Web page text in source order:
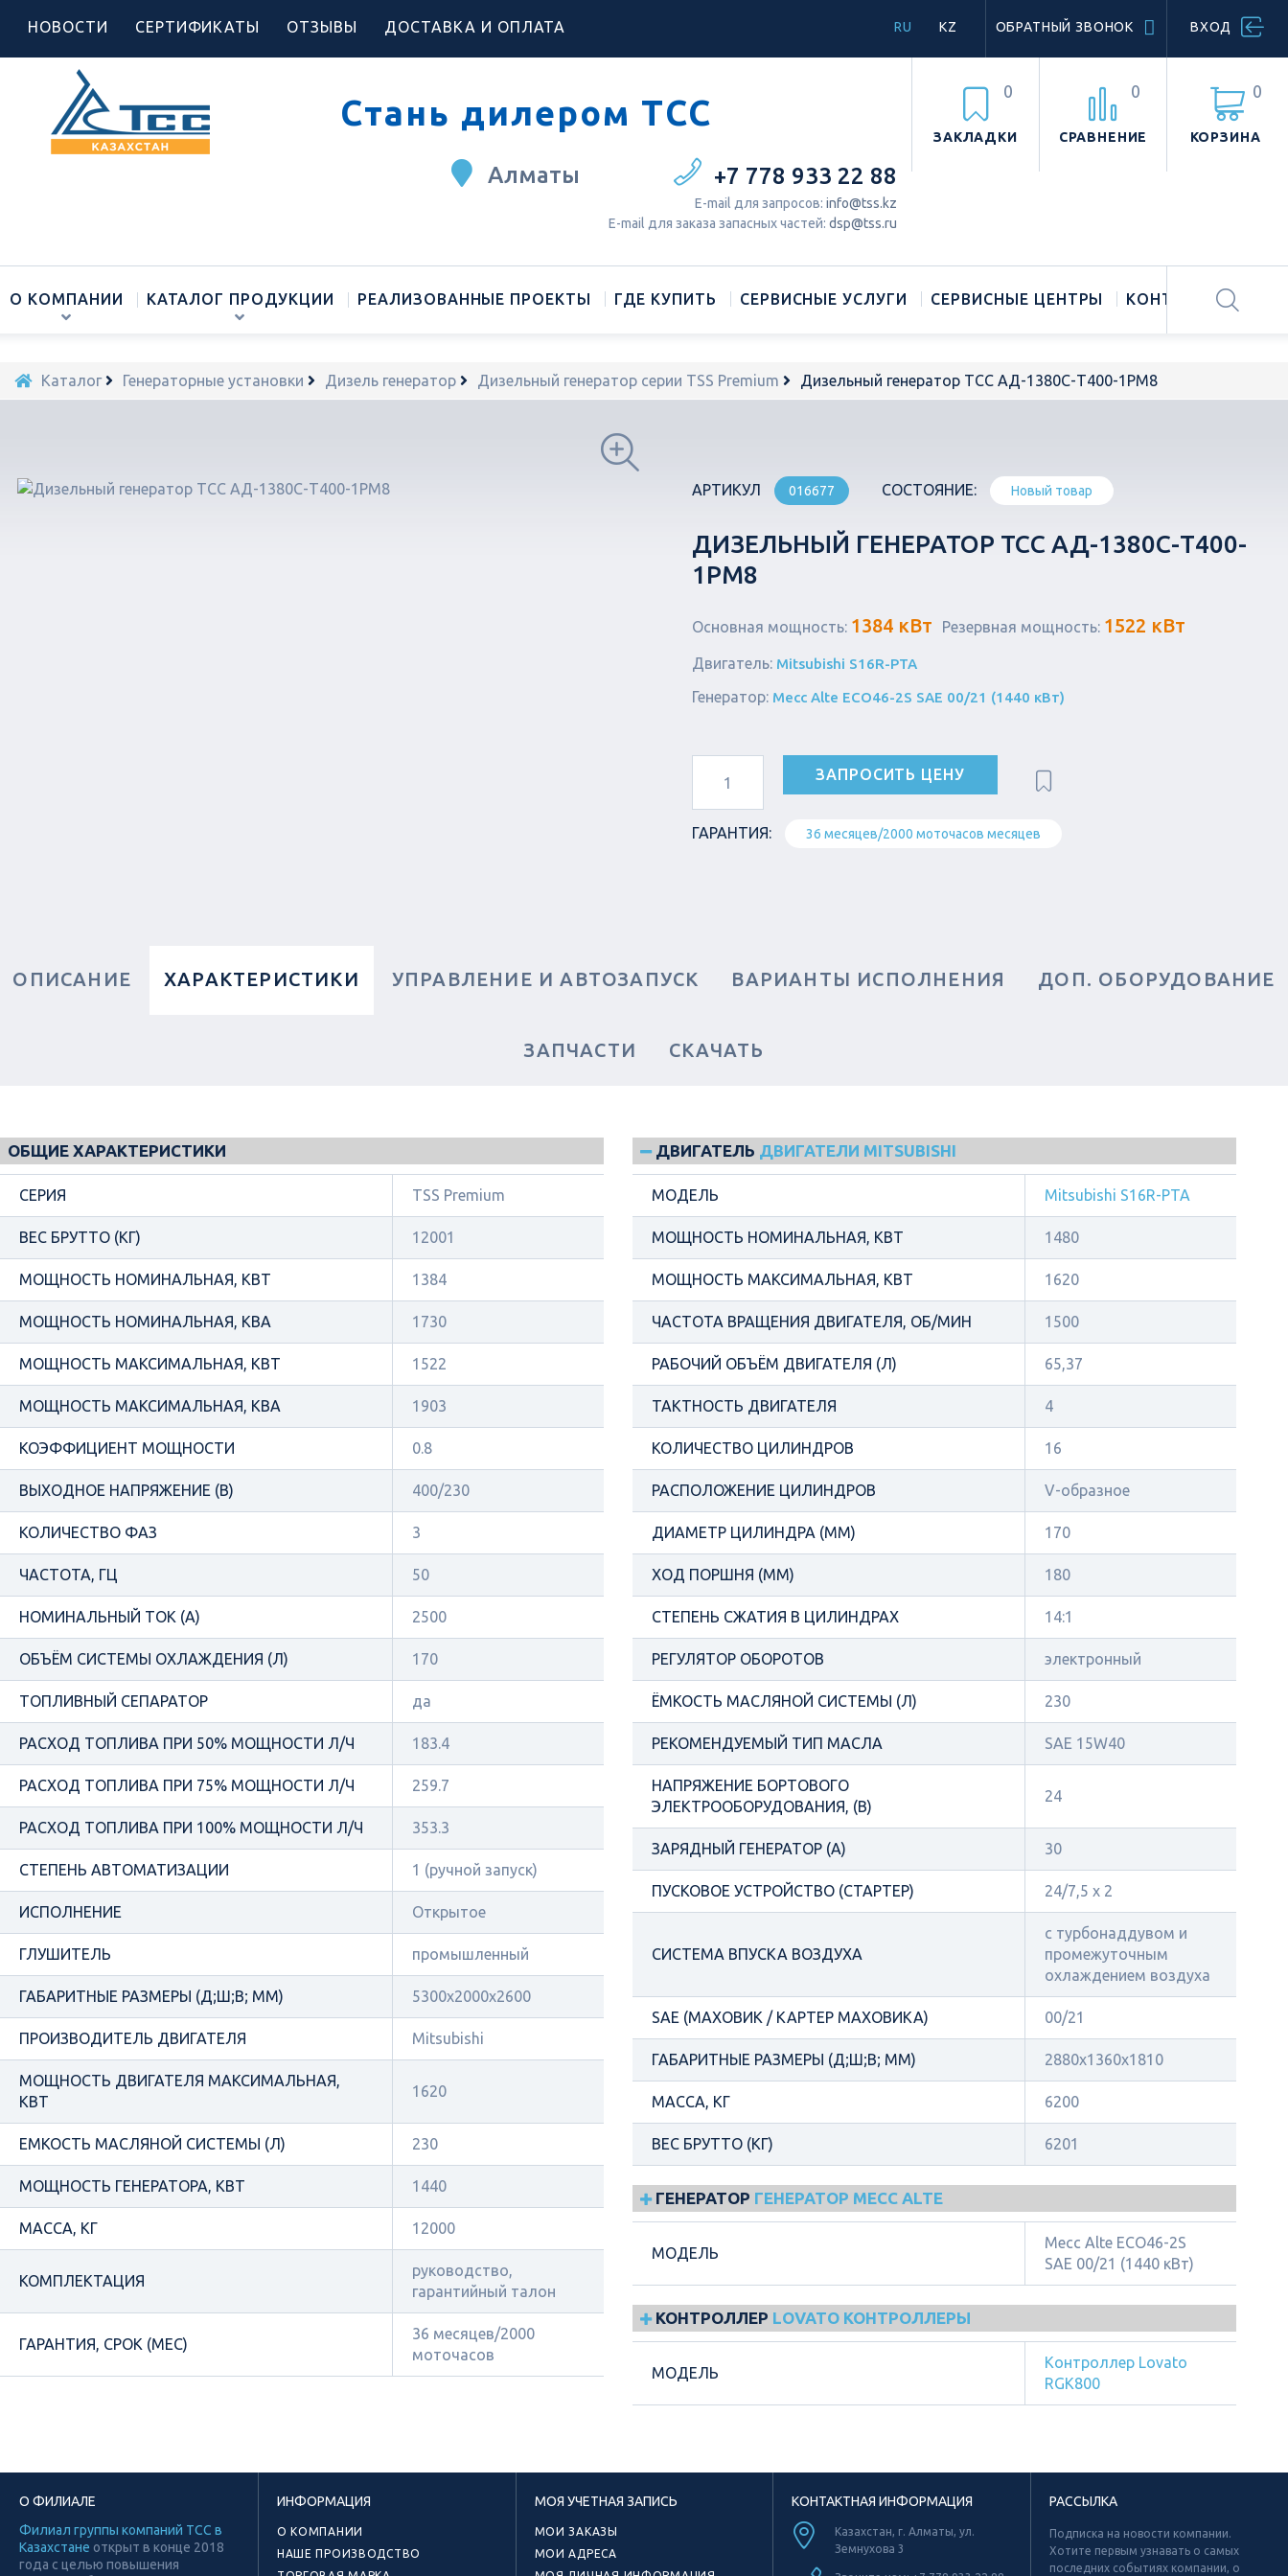
НОВОСТИ СЕРТИФИКАТЫ ОТЗЫВЫ ДОСТАВКА И ОПЛАТА ВХОД
ОБРАТНЫЙ ЗВОНОК
RU KZ
Стань дилером ТСС
КОРЗИНА
0
ЗАКЛАДКИ
0
СРАВНЕНИЕ
0
+7 778 933 22 88
Е-mail для запросов: info@tss.kz
Е-mail для заказа запасных частей: dsp@tss.ru
Алматы
О КОМПАНИИ КАТАЛОГ ПРОДУКЦИИ РЕАЛИЗОВАННЫЕ ПРОЕКТЫ ГДЕ КУПИТЬ СЕРВИСНЫЕ УСЛУГИ СЕРВИСНЫЕ ЦЕНТРЫ КОНТАКТЫ
Каталог Генераторные установки Дизель генератор Дизельный генератор серии TSS Premium Дизельный генератор ТСС АД-1380С-Т400-1РМ8
АРТИКУЛ 016677 СОСТОЯНИЕ: Новый товар
ДИЗЕЛЬНЫЙ ГЕНЕРАТОР ТСС АД-1380С-Т400-
1РМ8
Основная мощность: 1384 кВт Резервная мощность: 1522 кВт
Двигатель: Mitsubishi S16R-PTA
Генератор: Mecc Alte ECO46-2S SAE 00/21 (1440 кВт)
ЗАПРОСИТЬ ЦЕНУ
ГАРАНТИЯ: 36 месяцев/2000 моточасов месяцев
ОПИСАНИЕ ХАРАКТЕРИСТИКИ УПРАВЛЕНИЕ И АВТОЗАПУСК ВАРИАНТЫ ИСПОЛНЕНИЯ ДОП. ОБОРУДОВАНИЕ
ЗАПЧАСТИ СКАЧАТЬ
ОБЩИЕ ХАРАКТЕРИСТИКИ
СЕРИЯ TSS Premium
ВЕС БРУТТО (КГ) 12001
МОЩНОСТЬ НОМИНАЛЬНАЯ, КВТ 1384
МОЩНОСТЬ НОМИНАЛЬНАЯ, КВА 1730
МОЩНОСТЬ МАКСИМАЛЬНАЯ, КВТ 1522
МОЩНОСТЬ МАКСИМАЛЬНАЯ, КВА 1903
КОЭФФИЦИЕНТ МОЩНОСТИ 0.8
ВЫХОДНОЕ НАПРЯЖЕНИЕ (В) 400/230
КОЛИЧЕСТВО ФАЗ 3
ЧАСТОТА, ГЦ 50
НОМИНАЛЬНЫЙ ТОК (А) 2500
ОБЪЁМ СИСТЕМЫ ОХЛАЖДЕНИЯ (Л) 170
ТОПЛИВНЫЙ СЕПАРАТОР да
РАСХОД ТОПЛИВА ПРИ 50% МОЩНОСТИ Л/Ч 183.4
РАСХОД ТОПЛИВА ПРИ 75% МОЩНОСТИ Л/Ч 259.7
РАСХОД ТОПЛИВА ПРИ 100% МОЩНОСТИ Л/Ч 353.3
СТЕПЕНЬ АВТОМАТИЗАЦИИ 1 (ручной запуск)
ИСПОЛНЕНИЕ Открытое
ГЛУШИТЕЛЬ промышленный
ГАБАРИТНЫЕ РАЗМЕРЫ (Д;Ш;В; ММ) 5300х2000х2600
ПРОИЗВОДИТЕЛЬ ДВИГАТЕЛЯ Mitsubishi
МОЩНОСТЬ ДВИГАТЕЛЯ МАКСИМАЛЬНАЯ,
КВТ
1620
ЕМКОСТЬ МАСЛЯНОЙ СИСТЕМЫ (Л) 230
МОЩНОСТЬ ГЕНЕРАТОРА, КВТ 1440
МАССА, КГ 12000
КОМПЛЕКТАЦИЯ
руководство,
гарантийный талон
ГАРАНТИЯ, СРОК (МЕС)
36 месяцев/2000
моточасов
ДВИГАТЕЛЬ ДВИГАТЕЛИ MITSUBISHI
МОДЕЛЬ Mitsubishi S16R-PTA
МОЩНОСТЬ НОМИНАЛЬНАЯ, КВТ 1480
МОЩНОСТЬ МАКСИМАЛЬНАЯ, КВТ 1620
ЧАСТОТА ВРАЩЕНИЯ ДВИГАТЕЛЯ, ОБ/МИН 1500
РАБОЧИЙ ОБЪЁМ ДВИГАТЕЛЯ (Л) 65,37
ТАКТНОСТЬ ДВИГАТЕЛЯ 4
КОЛИЧЕСТВО ЦИЛИНДРОВ 16
РАСПОЛОЖЕНИЕ ЦИЛИНДРОВ V-образное
ДИАМЕТР ЦИЛИНДРА (ММ) 170
ХОД ПОРШНЯ (ММ) 180
СТЕПЕНЬ СЖАТИЯ В ЦИЛИНДРАХ 14:1
РЕГУЛЯТОР ОБОРОТОВ электронный
ЁМКОСТЬ МАСЛЯНОЙ СИСТЕМЫ (Л) 230
РЕКОМЕНДУЕМЫЙ ТИП МАСЛА SAE 15W40
НАПРЯЖЕНИЕ БОРТОВОГО
ЭЛЕКТРООБОРУДОВАНИЯ, (В)
24
ЗАРЯДНЫЙ ГЕНЕРАТОР (А) 30
ПУСКОВОЕ УСТРОЙСТВО (СТАРТЕР) 24/7,5 х 2
СИСТЕМА ВПУСКА ВОЗДУХА
с турбонаддувом и
промежуточным
охлаждением воздуха
SAE (МАХОВИК / КАРТЕР МАХОВИКА) 00/21
ГАБАРИТНЫЕ РАЗМЕРЫ (Д;Ш;В; ММ) 2880x1360x1810
МАССА, КГ 6200
ВЕС БРУТТО (КГ) 6201
ГЕНЕРАТОР ГЕНЕРАТОР MECC ALTE
МОДЕЛЬ
Mecc Alte ECO46-2S
SAE 00/21 (1440 кВт)
КОНТРОЛЛЕР LOVATO КОНТРОЛЛЕРЫ
МОДЕЛЬ
Контроллер Lovato
RGK800
О ФИЛИАЛЕ
Филиал группы компаний ТСС в
Казахстане открыт в конце 2018
года с целью повышения
ИНФОРМАЦИЯ
О КОМПАНИИ
НАШЕ ПРОИЗВОДСТВО
МОЯ УЧЕТНАЯ ЗАПИСЬ
МОИ ЗАКАЗЫ
МОИ АДРЕСА
КОНТАКТНАЯ ИНФОРМАЦИЯ
Казахстан, г. Алматы, ул.
Земнухова 3
РАССЫЛКА
Подписка на новости компании.
Хотите первым узнавать о самых
последних событиях компании, о